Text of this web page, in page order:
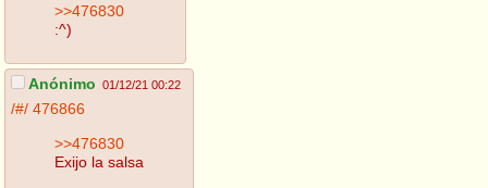
>>476830
:^)
Anónimo 01/12/21 00:22
/#/ 476866
>>476830
Exijo la salsa